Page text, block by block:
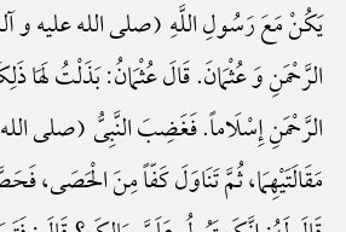
یَکُنْ مَعَ رَسُولِ اللَّهِ (صلی الله علیه و
الرَّحْمَنِ وَ عُثْمَانَ. قَالَ عُثْمَانُ: بَذَلْتُ لَهَا
الرَّحْمَنِ إِسْلَاماً. فَغَضِبَ النَّبِیُّ (صلی
مَقَالَتَیْهِمَا، ثُمَّ تَنَاوَلَ کَفّاً مِنَ الْحَصَی،